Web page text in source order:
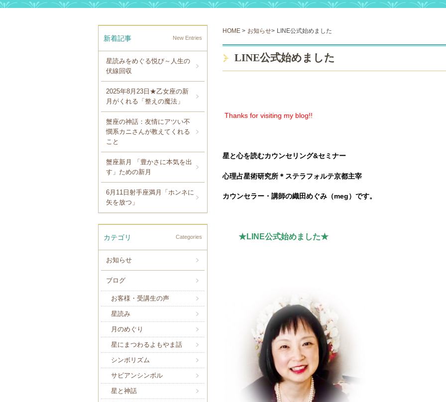
新着記事 New Entries
星読みをめぐる悦び～人生の
伏線回収
2025年8月23日★乙女座の新
月がくれる「整えの魔法」
蟹座の神話：友情にアツい不
憫系カニさんが教えてくれる
こと
蟹座新月 「豊かさに本気を出
す」ための新月
6月11日射手座満月「ホンネに
矢を放つ」
カテゴリ Categories
お知らせ
ブログ
お客様・受講生の声
星読み
月のめぐり
星にまつわるよもやま話
シンボリズム
サビアンシンボル
星と神話
HOME > お知らせ> LINE公式始めました
LINE公式始めました
Thanks for visiting my blog!!
星と心を読むカウンセリング&セミナー
心理占星術研究所＊ステラフォルテ京都主宰
カウンセラー・講師の織田めぐみ（meg）です。
★LINE公式始めました★